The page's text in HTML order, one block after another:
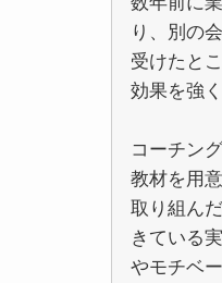
り、別の
受けたと
効果を強
コーチン
教材を用
取り組ん
きている
やモチベ